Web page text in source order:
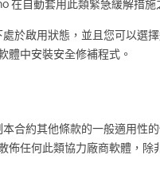
在自動套用此類緊急緩解措
於啟用狀態，並且您可以選
體中安裝安全修補程式。
合約其他條款的一般適用性
任何此類協力廠商軟體，除